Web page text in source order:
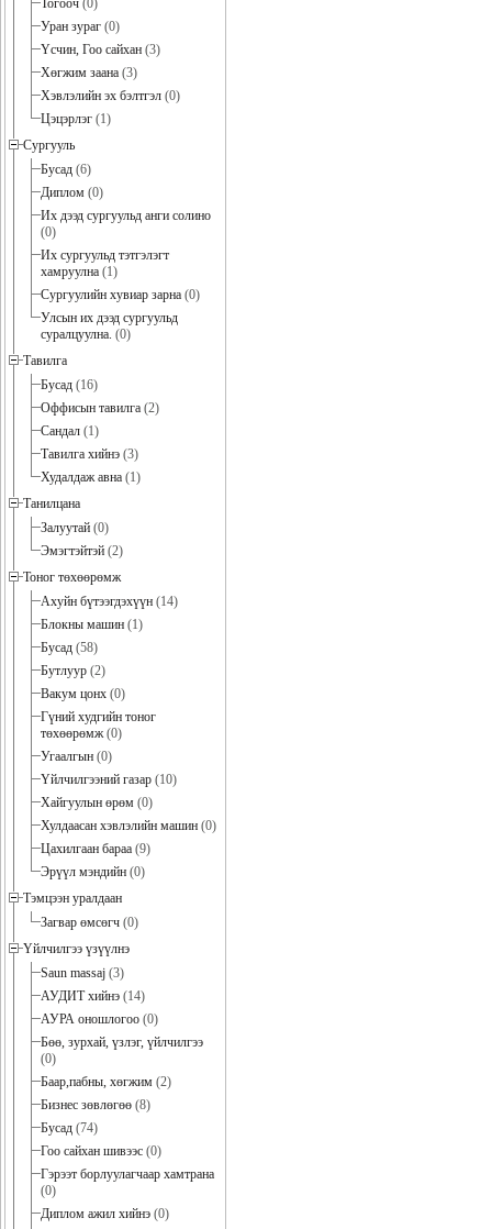
Тогооч (0)
Уран зураг (0)
Үсчин, Гоо сайхан (3)
Хөгжим заана (3)
Хэвлэлийн эх бэлтгэл (0)
Цэцэрлэг (1)
Сургууль
Бусад (6)
Диплом (0)
Их дээд сургуульд анги солино
(0)
Их сургуульд тэтгэлэгт
хамруулна (1)
Сургуулийн хувиар зарна (0)
Улсын их дээд сургуульд
суралцуулна. (0)
Тавилга
Бусад (16)
Оффисын тавилга (2)
Сандал (1)
Тавилга хийнэ (3)
Худалдаж авна (1)
Танилцана
Залуутай (0)
Эмэгтэйтэй (2)
Тоног төхөөрөмж
Ахуйн бүтээгдэхүүн (14)
Блокны машин (1)
Бусад (58)
Бутлуур (2)
Вакум цонх (0)
Гүний худгийн тоног
төхөөрөмж(0)
Угаалгын (0)
Үйлчилгээний газар (10)
Хайгуулын өрөм (0)
Хулдаасан хэвлэлийн машин (0)
Цахилгаан бараа (9)
Эрүүл мэндийн (0)
Тэмцээн уралдаан
Загвар өмсөгч (0)
Үйлчилгээ үзүүлнэ
Saun massaj (3)
АУДИТ хийнэ (14)
АУРА оношлогоо (0)
Бөө, зурхай, үзлэг, үйлчилгээ
(0)
Баар,пабны, хөгжим (2)
Бизнес зөвлөгөө (8)
Бусад (74)
Гоо сайхан шивээс (0)
Гэрээт борлуулагчаар хамтрана
(0)
Диплом ажил хийнэ (0)